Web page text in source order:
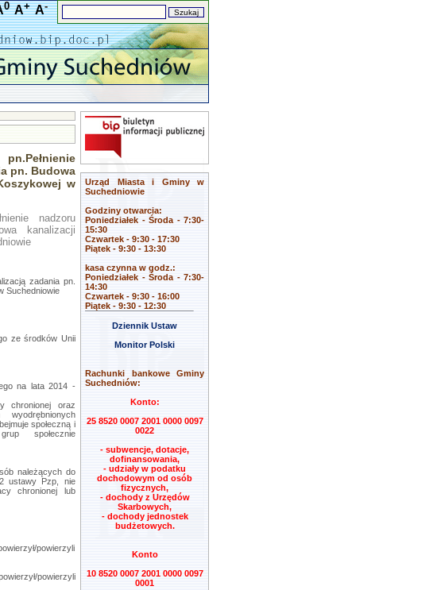
0 A+ A-
pn. Budowa
w
nadzoru
kanalizacji
zadania pn.
Suchedniowie
ze środków Unii
na lata 2014 -
chronionej oraz
społeczną i
społecznie
należących do
ustawy Pzp, nie
chronionej lub
powierzyli
powierzyli
Urząd Miasta i Gminy w
Suchedniowie
Godziny otwarcia:
Poniedziałek - Środa - 7:30-
15:30
Czwartek - 9:30 - 17:30
Piątek - 9:30 - 13:30
kasa czynna w godz.:
Poniedziałek - Środa - 7:30-
14:30
Czwartek - 9:30 - 16:00
Piątek - 9:30 - 12:30
Dziennik Ustaw
Monitor Polski
Rachunki bankowe Gminy
Suchedniów:
Konto:
25 8520 0007 2001 0000 0097
0022
- subwencje, dotacje,
dofinansowania,
- udziały w podatku
dochodowym od osób
fizycznych,
- dochody z Urzędów
Skarbowych,
- dochody jednostek
budżetowych.
Konto
10 8520 0007 2001 0000 0097
0001